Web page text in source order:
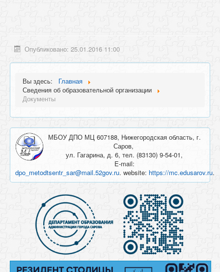
Опубликовано: 25.01.2016 11:00
Вы здесь:
Главная
Сведения об образовательной организации
Документы
МБОУ ДПО МЦ 607188, Нижегородская область, г.
Саров,
ул. Гагарина, д. 6, тел. (83130) 9-54-01,
E-mail:
dpo_metodtsentr_sar@mail.52gov.ru. website: https://mc.edusarov.ru.